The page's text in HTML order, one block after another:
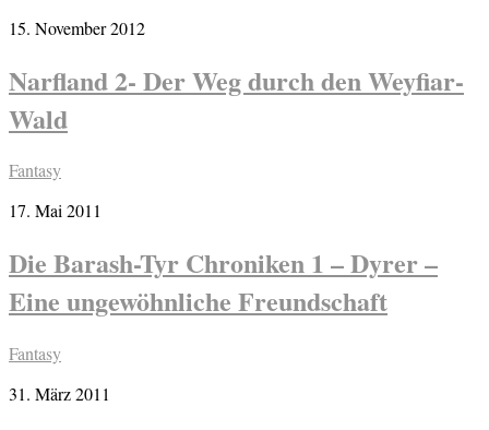
15. November 2012
Narfland 2- Der Weg durch den Weyfiar-
Wald
Fantasy
17. Mai 2011
Die Barash-Tyr Chroniken 1 – Dyrer –
Eine ungewöhnliche Freundschaft
Fantasy
31. März 2011